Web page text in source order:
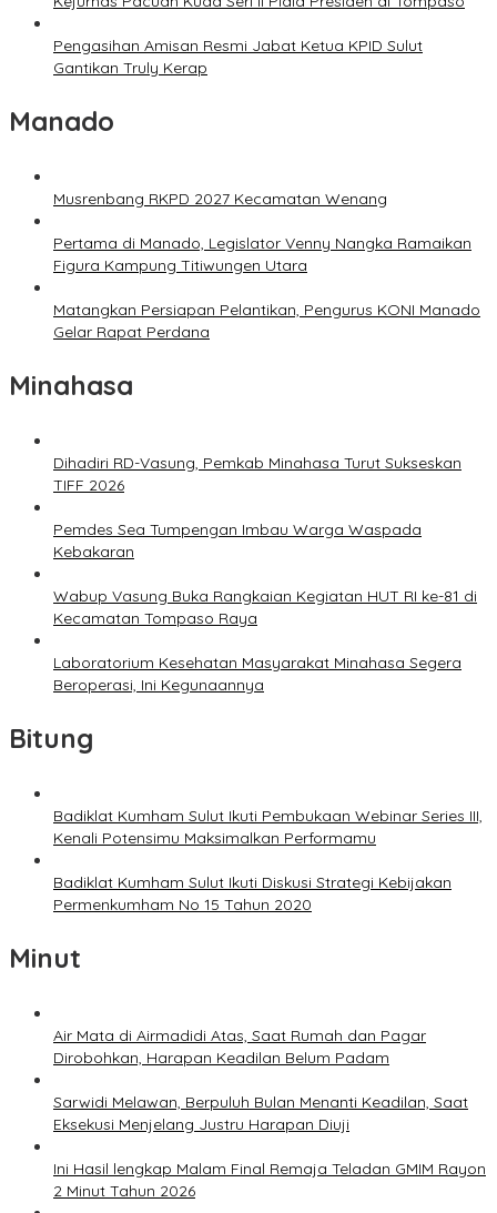
Pengasihan Amisan Resmi Jabat Ketua KPID Sulut
Gantikan Truly Kerap
Manado
Musrenbang RKPD 2027 Kecamatan Wenang
Pertama di Manado, Legislator Venny Nangka Ramaikan
Figura Kampung Titiwungen Utara
Matangkan Persiapan Pelantikan, Pengurus KONI Manado
Gelar Rapat Perdana
Minahasa
Dihadiri RD-Vasung, Pemkab Minahasa Turut Sukseskan
TIFF 2026
Pemdes Sea Tumpengan Imbau Warga Waspada
Kebakaran
Wabup Vasung Buka Rangkaian Kegiatan HUT RI ke-81 di
Kecamatan Tompaso Raya
Laboratorium Kesehatan Masyarakat Minahasa Segera
Beroperasi, Ini Kegunaannya
Bitung
Badiklat Kumham Sulut Ikuti Pembukaan Webinar Series III,
Kenali Potensimu Maksimalkan Performamu
Badiklat Kumham Sulut Ikuti Diskusi Strategi Kebijakan
Permenkumham No 15 Tahun 2020
Minut
Air Mata di Airmadidi Atas, Saat Rumah dan Pagar
Dirobohkan, Harapan Keadilan Belum Padam
Sarwidi Melawan, Berpuluh Bulan Menanti Keadilan, Saat
Eksekusi Menjelang Justru Harapan Diuji
Ini Hasil lengkap Malam Final Remaja Teladan GMIM Rayon
2 Minut Tahun 2026